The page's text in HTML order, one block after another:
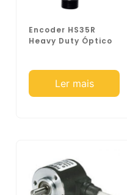
Encoder HS35R
Heavy Duty Óptico
Ler mais